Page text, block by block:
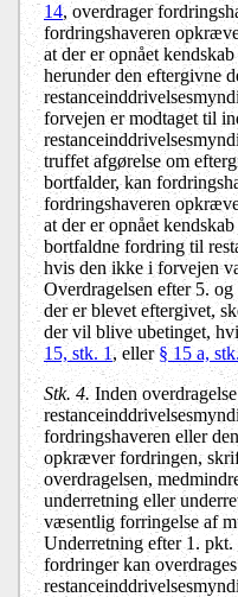
14, overdrager
fordringshaveren
at der er opnået
herunder den eftergivne
forvejen er modtaget til
truffet afgørelse om
bortfalder, kan
fordringshaveren
at der er opnået
bortfaldne fordring til
hvis den ikke i forvejen
Overdragelsen efter 5.
der er blevet eftergivet,
der vil blive ubetinget,
15, stk. 1, eller§ 15 a,
Stk. 4.Inden
fordringshaveren eller
opkræver fordringen,
overdragelsen,
underretning eller
væsentlig forringelse af
Underretning efter 1.
fordringer kan